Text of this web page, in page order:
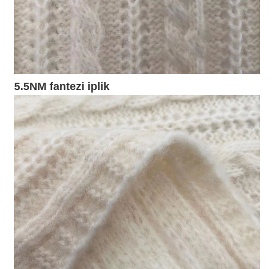
5.5NM fantezi iplik